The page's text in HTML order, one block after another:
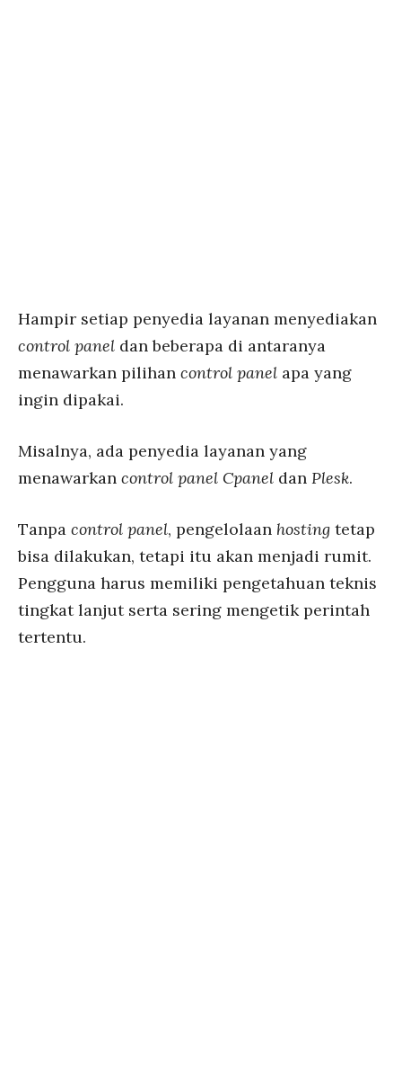
Hampir setiap penyedia layanan menyediakan
control panel dan beberapa di antaranya
menawarkan pilihan control panel apa yang
ingin dipakai.
Misalnya, ada penyedia layanan yang
menawarkan control panel Cpanel dan Plesk.
Tanpa control panel, pengelolaan hosting tetap
bisa dilakukan, tetapi itu akan menjadi rumit.
Pengguna harus memiliki pengetahuan teknis
tingkat lanjut serta sering mengetik perintah
tertentu.